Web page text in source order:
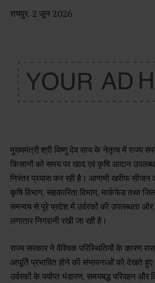
रायपुर, 2 जून 2026
मुख्यमंत्री श्री विष्णु देव साय के नेतृत्व में राज्य
किसानों को समय पर खाद एवं कृषि आदान
निरंतर प्रयास कर रही है। आगामी खरीफ सीजन
कृषि विभाग, सहकारिता विभाग, मार्कफेड तथा
समन्वय से पूरे प्रदेश में उर्वरकों की उपलब्धता और
लगातार निगरानी रखी जा रही है।
राज्य सरकार ने वैश्विक परिस्थितियों के कारण
आपूर्ति प्रभावित होने की संभावनाओं को देखते हुए
उर्वरकों के पर्याप्त भंडारण, समयबद्ध परिवहन